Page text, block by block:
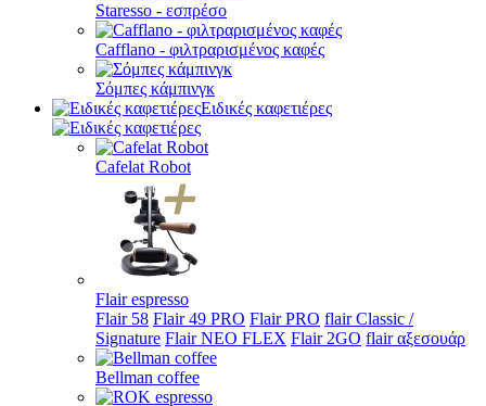
Staresso - εσπρέσο
Cafflano - φιλτραρισμένος καφές
Σόμπες κάμπινγκ
Ειδικές καφετιέρες
Cafelat Robot
Flair espresso
Flair 58 Flair 49 PRO Flair PRO flair Classic /
Signature Flair NEO FLEX Flair 2GO flair αξεσουάρ
Bellman coffee